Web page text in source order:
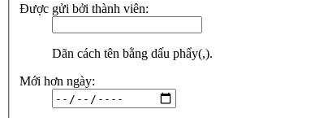
Được gửi bởi thành viên:
Dãn cách tên bằng dấu phẩy(,).
Mới hơn ngày: